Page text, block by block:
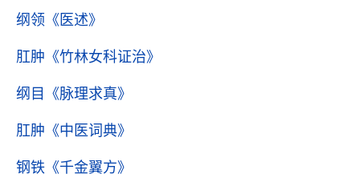
纲领 《医述》
肛肿 《竹林女科证治》
纲目 《脉理求真》
肛肿 《中医词典》
钢铁 《千金翼方》